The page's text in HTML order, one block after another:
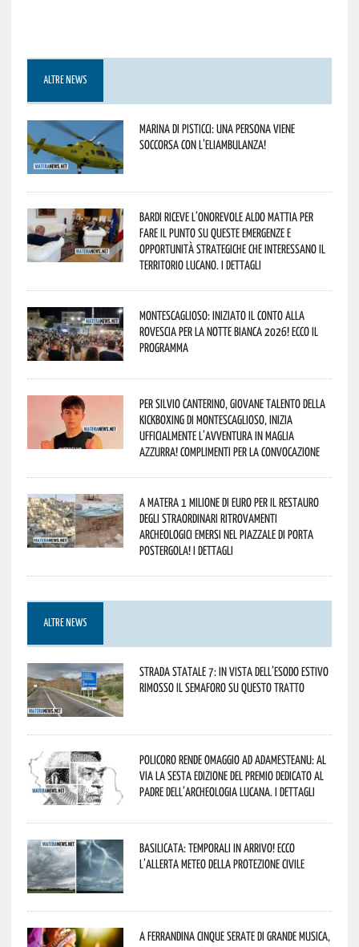
ALTRE NEWS
Marina di Pisticci: una persona viene
soccorsa con l’eliambulanza!
Bardi riceve l’onorevole Aldo Mattia per
fare il punto su queste emergenze e
opportunità strategiche che interessano il
territorio lucano. I dettagli
Montescaglioso: iniziato il conto alla
rovescia per la Notte Bianca 2026! Ecco il
programma
Per Silvio Canterino, giovane talento della
kickboxing di Montescaglioso, inizia
ufficialmente l’avventura in maglia
azzurra! Complimenti per la convocazione
A Matera 1 milione di euro per il restauro
degli straordinari ritrovamenti
archeologici emersi nel piazzale di Porta
Postergola! I dettagli
ALTRE NEWS
Strada statale 7: in vista dell’esodo estivo
rimosso il semaforo su questo tratto
Policoro rende omaggio ad Adamesteanu: al
via la sesta edizione del Premio dedicato al
padre dell’archeologia lucana. I dettagli
Basilicata: temporali in arrivo! Ecco
l’allerta meteo della Protezione civile
A Ferrandina cinque serate di grande musica,